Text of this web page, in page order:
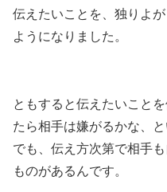
伝えたいことを、独りよ
ようになりました。
ともすると伝えたいこと
たら相手は嫌がるかな、
でも、伝え方次第で相手
ものがあるんです。